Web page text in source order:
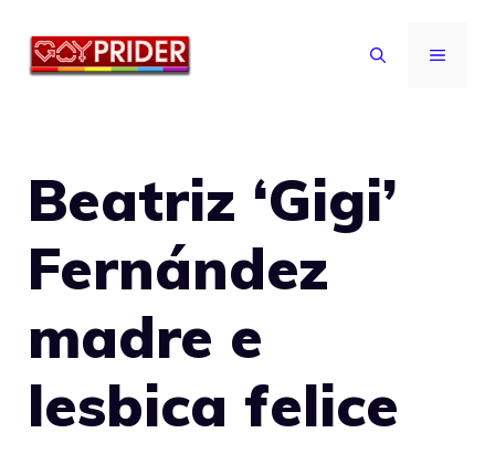
MENU
Beatriz ‘Gigi’
Fernández
madre e
lesbica felice